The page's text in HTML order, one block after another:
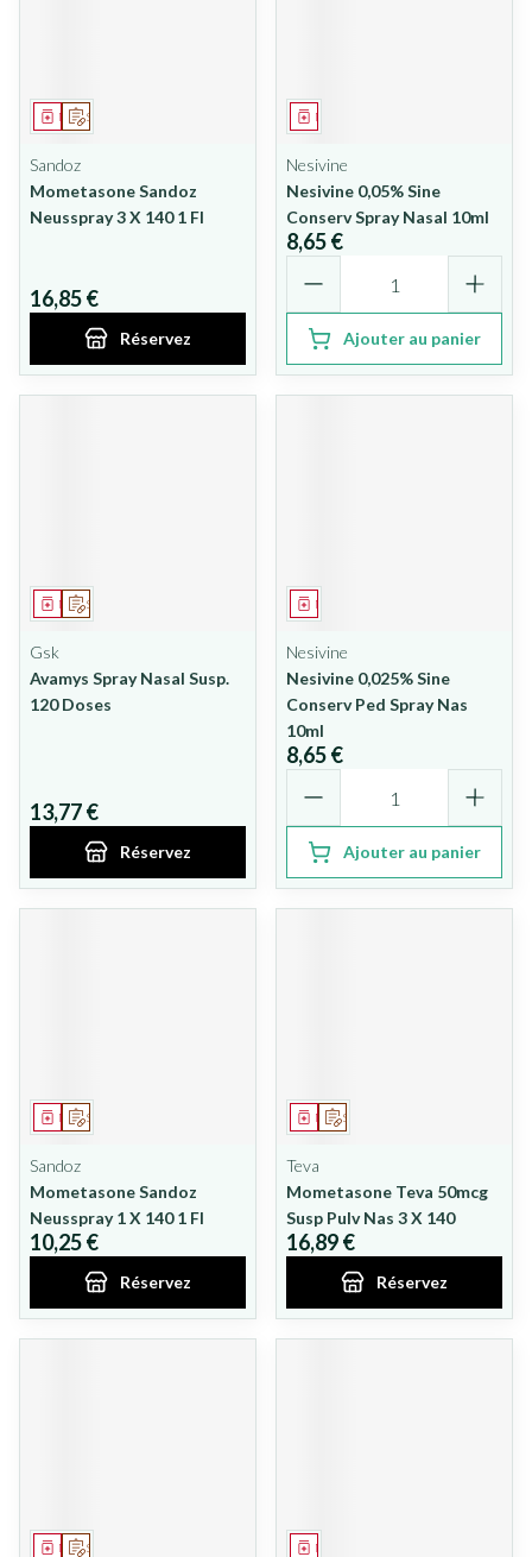
Sur prescription
Médicament
Sandoz
Mometasone Sandoz
Neusspray 3 X 140 1 Fl
16,85 €
Réservez
Médicament
Nesivine
Nesivine 0,05% Sine
Conserv Spray Nasal 10ml
8,65 €
Ajouter au panier
Sur prescription
Médicament
Gsk
Avamys Spray Nasal Susp.
120 Doses
13,77 €
Réservez
Médicament
Nesivine
Nesivine 0,025% Sine
Conserv Ped Spray Nas
10ml
8,65 €
Ajouter au panier
Sur prescription
Médicament
Sandoz
Mometasone Sandoz
Neusspray 1 X 140 1 Fl
10,25 €
Réservez
Sur prescription
Médicament
Teva
Mometasone Teva 50mcg
Susp Pulv Nas 3 X 140
16,89 €
Réservez
Sur prescription
Médicament Médicament